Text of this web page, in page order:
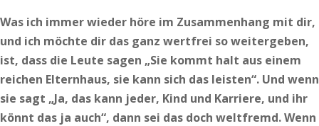
Was ich immer wieder höre im Zusammenhang mit dir,
und ich möchte dir das ganz wertfrei so weitergeben,
ist, dass die Leute sagen „Sie kommt halt aus einem
reichen Elternhaus, sie kann sich das leisten“. Und wenn
sie sagt „Ja, das kann jeder, Kind und Karriere, und ihr
könnt das ja auch“, dann sei das doch weltfremd. Wenn